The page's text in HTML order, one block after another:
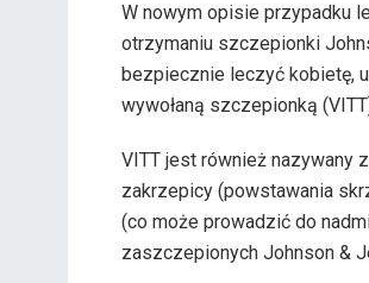
W nowym opisie przypadku
otrzymaniu szczepionki
bezpiecznie leczyć kobietę,
wywołaną szczepionką
VITT jest również nazywany
zakrzepicy (powstawania
(co może prowadzić do
zaszczepionych Johnson &